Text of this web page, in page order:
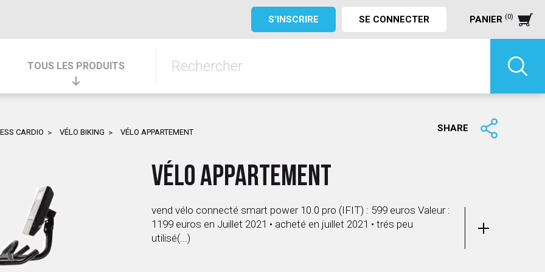
S'INSCRIRE SE CONNECTER PANIER (0)
TOUS LES PRODUITS
CARDIO VÉLO BIKING VÉLO APPARTEMENT SHARE
VÉLO APPARTEMENT
vend vélo connecté smart power 10.0 pro (IFIT) : 599 euros Valeur :
1199 euros en Juillet 2021 • acheté en juillet 2021 • trés peu
utilisé(...)